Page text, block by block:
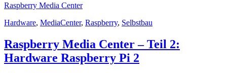
Raspberry Media Center
Hardware, MediaCenter, Raspberry, Selbstbau
Raspberry Media Center – Teil 2:
Hardware Raspberry Pi 2